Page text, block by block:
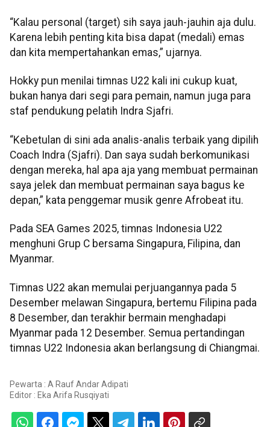
“Kalau personal (target) sih saya jauh-jauhin aja dulu.
Karena lebih penting kita bisa dapat (medali) emas
dan kita mempertahankan emas,” ujarnya.
Hokky pun menilai timnas U22 kali ini cukup kuat,
bukan hanya dari segi para pemain, namun juga para
staf pendukung pelatih Indra Sjafri.
“Kebetulan di sini ada analis-analis terbaik yang dipilih
Coach Indra (Sjafri). Dan saya sudah berkomunikasi
dengan mereka, hal apa aja yang membuat permainan
saya jelek dan membuat permainan saya bagus ke
depan,” kata penggemar musik genre Afrobeat itu.
Pada SEA Games 2025, timnas Indonesia U22
menghuni Grup C bersama Singapura, Filipina, dan
Myanmar.
Timnas U22 akan memulai perjuangannya pada 5
Desember melawan Singapura, bertemu Filipina pada
8 Desember, dan terakhir bermain menghadapi
Myanmar pada 12 Desember. Semua pertandingan
timnas U22 Indonesia akan berlangsung di Chiangmai.
Pewarta : A Rauf Andar Adipati
Editor : Eka Arifa Rusqiyati